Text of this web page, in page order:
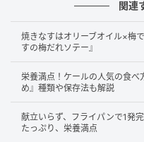
（2）ボールで混ぜる
ボールにオクラと納豆
合わせ、器に盛って削り
生のオクラのシャキシ
関連
焼きなすはオリーブオイル×梅
すの梅だれソテー』
栄養満点！ケールの人気の食べ
め』種類や保存法も解説
献立いらず、フライパンで1発
たっぷり、栄養満点